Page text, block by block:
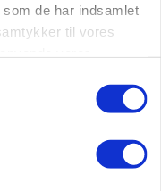
de har indsamlet
til vores